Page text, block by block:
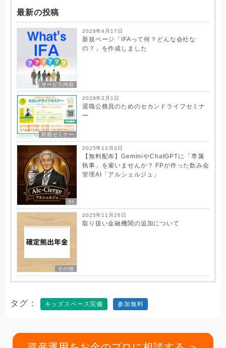
最新の投稿
サービス内容
2026年4月17日
新規ページ「IFAって何？どんな会社な
の？」を作成しました
対面セミナー
2026年2月1日
退職公務員のためのセカンドライフセミナ
ー
AI
2025年12月3日
【無料配布】GeminiやChatGPTに「専属
執事」を雇いませんか？ FPが作った飲み会
管理AI「アルシェルジュ」
その他
2025年11月26日
取り扱い金融機関の追加について
タグ キッズスペース完備 参加無料